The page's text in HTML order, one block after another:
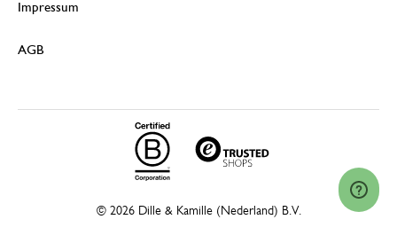
Impressum
AGB
© 2026 Dille & Kamille (Nederland) B.V.